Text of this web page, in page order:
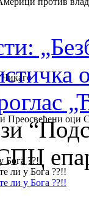
Преосвећени оци
??!!
ли у Бога ??!!
ли у Бога ??!!